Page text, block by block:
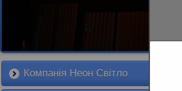
Компанія Неон Світло